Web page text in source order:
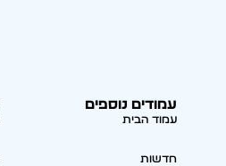
עמודים נוספים
עמוד הבית
חדשות